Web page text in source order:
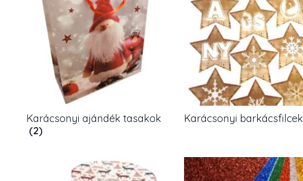
Karácsonyi ajándék tasakok
(2)
Karácsonyi barkácsfilcek